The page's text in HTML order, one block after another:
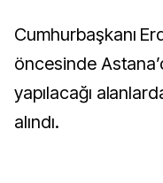
Cumhurbaşkanı
öncesinde
yapılacağı
alındı.